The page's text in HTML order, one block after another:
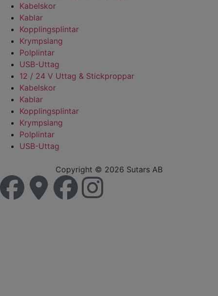
Kabelskor
Kablar
Kopplingsplintar
Krympslang
Polplintar
USB-Uttag
12 / 24 V Uttag & Stickproppar
Kabelskor
Kablar
Kopplingsplintar
Krympslang
Polplintar
USB-Uttag
Copyright © 2026 Sutars AB